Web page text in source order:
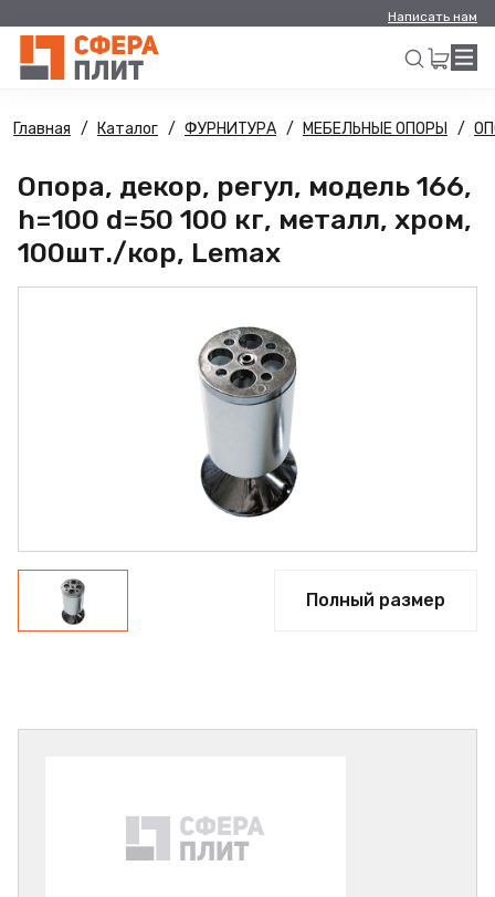
Написать нам
Искать
Главная Каталог ФУРНИТУРА МЕБЕЛЬНЫЕ ОПОРЫ
Опора, декор, регул, модель 166,
h=100 d=50 100 кг, металл, хром,
100шт./кор, Lemax
Полный размер